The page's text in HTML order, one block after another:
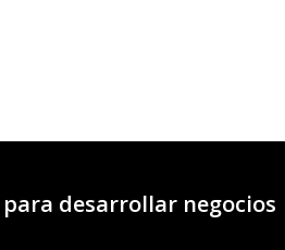
desarrollar negocios